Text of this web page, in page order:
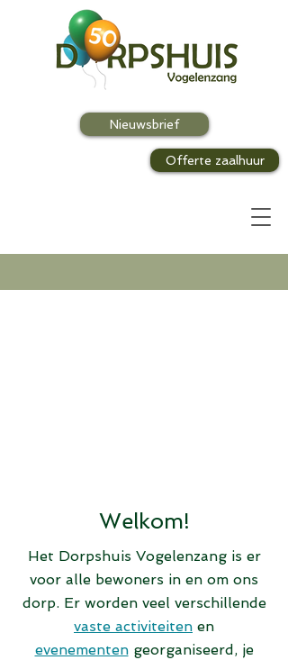
Offerte zaalhuur
Nieuwsbrief
Welkom!
Het Dorpshuis Vogelenzang is er
voor alle bewoners in en om ons
dorp. Er worden veel verschillende
vaste activiteiten en
evenementengeorganiseerd, je